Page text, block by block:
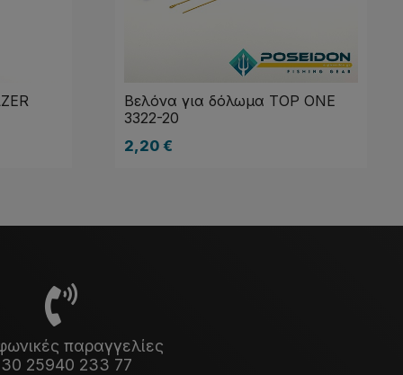
Βελόνα για δόλωμα TOP ONE
3322-20
2,20 €
παραγγελίες
25940 233 77